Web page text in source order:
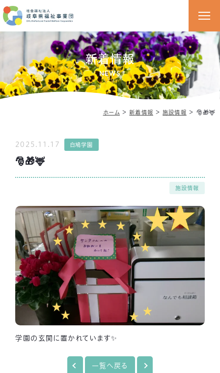
新着情報
NEWS
ホーム ＞新着情報 ＞施設情報 ＞ 🎅🎁🦌
2025.11.17 白鳩学園
🎅🎁🦌
施設情報
学園の玄関に置かれています✨
一覧へ戻る